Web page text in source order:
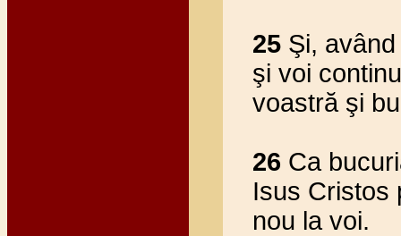
25 Şi,
şi voi
voastră şi
26 Ca
Isus Cristos
nou la voi.